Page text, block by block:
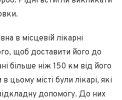
в місцевій лікарні
щоб доставити його до
більше ніж 150 км від його
цьому місті були лікарі, які
допомогу. До них